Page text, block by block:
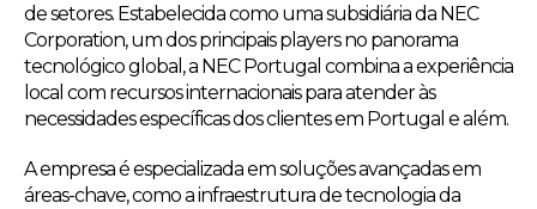
de setores. Estabelecida como uma subsidiária da NEC
Corporation, um dos principais players no panorama
tecnológico global, a NEC Portugal combina a experiência
local com recursos internacionais para atender às
necessidades específicas dos clientes em Portugal e além.
A empresa é especializada em soluções avançadas em
áreas-chave, como a infraestrutura de tecnologia da